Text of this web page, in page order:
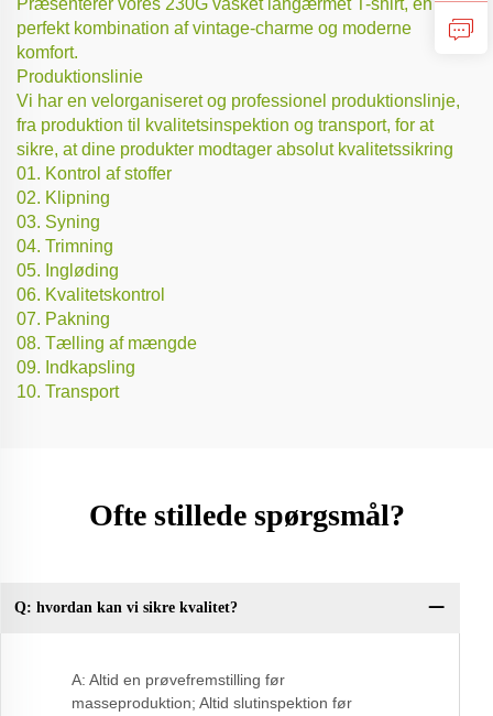
perfekt kombination af vintage-charme og moderne
komfort.
Produktionslinie
Vi har en velorganiseret og professionel produktionslinje,
fra produktion til kvalitetsinspektion og transport, for at
sikre, at dine produkter modtager absolut kvalitetssikring
01. Kontrol af stoffer
02. Klipning
03. Syning
04. Trimning
05. Ingløding
06. Kvalitetskontrol
07. Pakning
08. Tælling af mængde
09. Indkapsling
10. Transport
Ofte stillede spørgsmål?
Q: hvordan kan vi sikre kvalitet?
A: Altid en prøvefremstilling før
masseproduktion; Altid slutinspektion før